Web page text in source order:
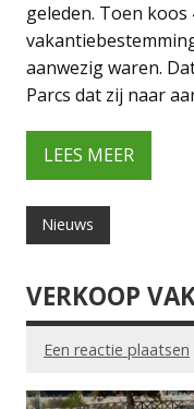
geleden. Toen
aanwezig waren.
Parcs dat zij naar
LEES MEER
Nieuws
VERKOOP
Een reactie plaatsen